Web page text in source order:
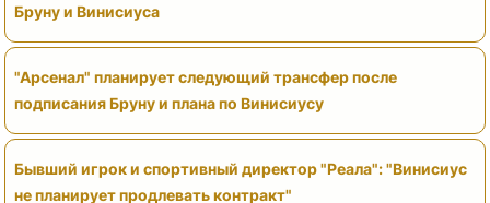
Бруну и Винисиуса
"Арсенал" планирует следующий трансфер после
подписания Бруну и плана по Винисиусу
Бывший игрок и спортивный директор "Реала": "Винисиус
не планирует продлевать контракт"